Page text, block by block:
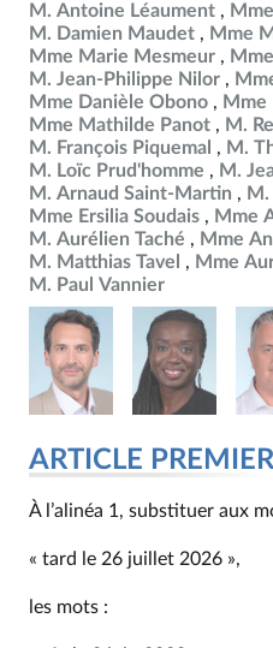
M. Antoine Léaument
M. Damien Maudet
Mme
Mme Marie Mesmeur
M. Jean-Philippe Nilor
Mme Danièle Obono
Mme
Mme Mathilde Panot
M.
M. François Piquemal
M.
M. Loïc Prud'homme
M.
M. Arnaud Saint-Martin
Mme Ersilia Soudais
Mme
M. Aurélien Taché
Mme
M. Matthias Tavel
Mme
M. Paul Vannier
ARTICLE PREMIER
À l’alinéa 1, substituer aux
« tard le 26 juillet 2026 »,
les mots :